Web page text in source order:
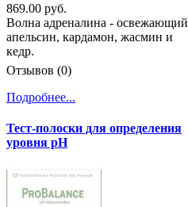
869.00 руб.
Волна адреналина - освежающий
апельсин, кардамон, жасмин и
кедр.
Отзывов (0)
Подробнее...
Тест-полоски для определения
уровня pH